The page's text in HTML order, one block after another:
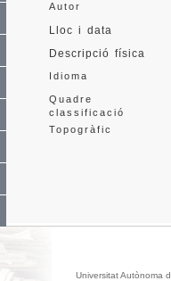
Autor
Lloc i data
Descripció física
Idioma
Quadre
classificació
Topogràfic
Universitat Autònoma